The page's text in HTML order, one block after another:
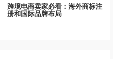
跨境电商卖家必看：海外商标注
册和国际品牌布局